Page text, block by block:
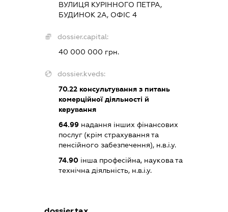
ВУЛИЦЯ КУРІННОГО ПЕТРА,
БУДИНОК 2А, ОФІС 4
dossier.capital:
40 000 000 грн.
dossier.kveds:
70.22 консультування з питань
комерційної діяльності й
керування
64.99 надання інших фінансових
послуг (крім страхування та
пенсійного забезпечення), н.в.і.у.
74.90 інша професійна, наукова та
технічна діяльність, н.в.і.у.